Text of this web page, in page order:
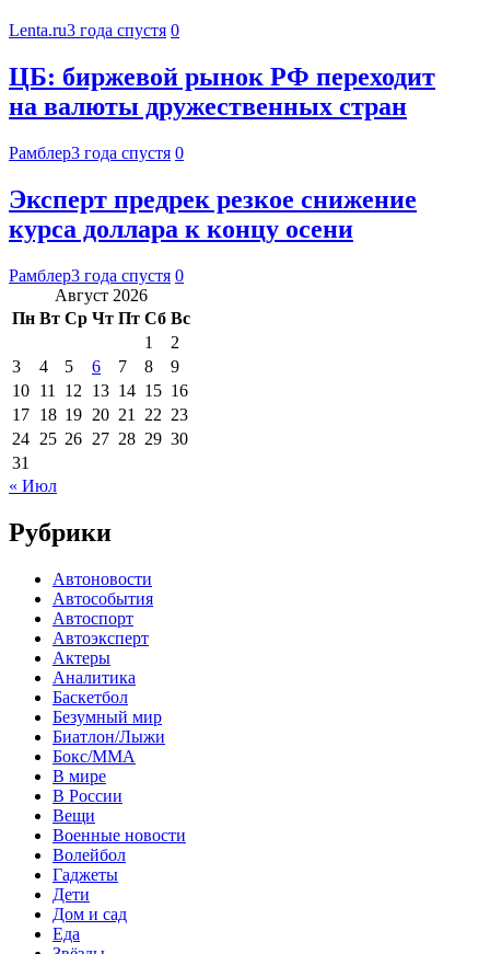
Lenta.ru3 года спустя 0
ЦБ: биржевой рынок РФ переходит
на валюты дружественных стран
Рамблер3 года спустя 0
Эксперт предрек резкое снижение
курса доллара к концу осени
Рамблер3 года спустя 0
Август 2026
Пн Вт Ср Чт Пт Сб Вс
1
2
3
4 5 6 7 8
9
10 11 12 13 14 15 16
17 18 19 20 21 22 23
24 25 26 27 28 29 30
31
« Июл
Рубрики
Автоновости
Автособытия
Автоспорт
Автоэксперт
Актеры
Аналитика
Баскетбол
Безумный мир
Биатлон/Лыжи
Бокс/MMA
В мире
В России
Вещи
Военные новости
Волейбол
Гаджеты
Дети
Дом и сад
Еда